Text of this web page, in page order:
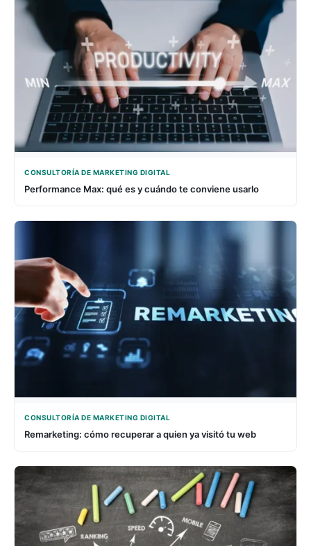
CONSULTORÍA DE MARKETING DIGITAL
Performance Max: qué es y cuándo te conviene usarlo
CONSULTORÍA DE MARKETING DIGITAL
Remarketing: cómo recuperar a quien ya visitó tu web